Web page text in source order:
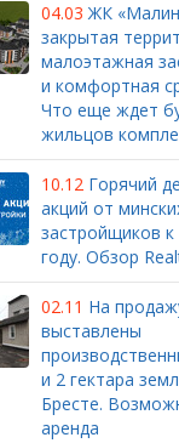
04.03 ЖК
закрытая
малоэтажная
и комфортная
Что еще ждет
жильцов
10.12 Горячий
акций от
застройщиков
году. Обзор
02.11 На
выставлены
и 2 гектара
Бресте.
аренда